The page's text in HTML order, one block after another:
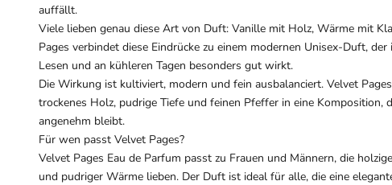
auffällt.
Viele lieben genau diese Art von Duft: Vanille mit Holz, Wärme mit
Pages verbindet diese Eindrücke zu einem modernen Unisex-Duft,
Lesen und an kühleren Tagen besonders gut wirkt.
Die Wirkung ist kultiviert, modern und fein ausbalanciert. Velvet
trockenes Holz, pudrige Tiefe und feinen Pfeffer in eine Komposition,
angenehm bleibt.
Für wen passt Velvet Pages?
Velvet Pages Eau de Parfum passt zu Frauen und Männern, die
und pudriger Wärme lieben. Der Duft ist ideal für alle, die eine